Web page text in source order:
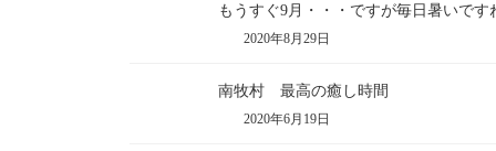
もうすぐ9月・・・ですが毎日暑いです
2020年8月29日
南牧村 最高の癒し時間
2020年6月19日